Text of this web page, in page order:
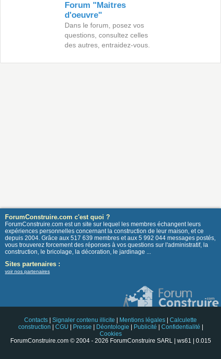
Forum "Maitres
d'oeuvre"
Dans le forum, posez vos
questions, consultez celles
des autres, entraidez-vous.
ForumConstruire.com c'est quoi ?
ForumConstruire.com est un site sur lequel les membres échangent leurs
expériences personnelles concernant la construction de leur maison, et ce
depuis 2004. Grâce aux 517 639 membres et aux 5 992 044 messages postés,
vous trouverez forcement des réponses à vos questions sur l'administratif, la
construction, le bricolage, la décoration, le jardinage ...
Sites partenaires :
voir nos partenaires
Contacts Signaler contenu illicite Mentions légales
Calculette
construction
CGU Presse Déontologie Publicité Confidentialité
Cookies
ForumConstruire.com © 2004 - 2026 ForumConstruire SARL | ws61 | 0.015